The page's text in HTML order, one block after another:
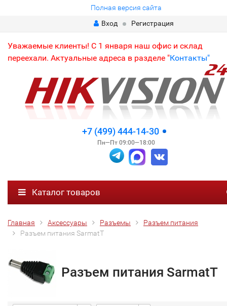
Полная версия сайта
Вход
Регистрация
Уважаемые клиенты! С 1 января наш офис и склад
переехали. Актуальные адреса в разделе "Контакты"
+7 (499) 444-14-30
Пн—Пт 09:00—18:00
Каталог товаров
Главная Аксессуары Разъемы
Разъем питания
Разъем питания SarmatT
Разъем питания SarmatT